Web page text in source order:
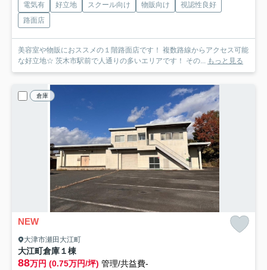
電気有 好立地 スクール向け 物販向け
視認性良好
路面店
美容室や物販におススメの１階路面店です！ 複数路線からアクセス可能
な好立地☆ 茨木市駅前で人通りの多いエリアです！ その... もっと見る
倉庫
NEW
大津市瀬田大江町
大江町倉庫１棟
88万円 (0.75万円/坪) 管理/共益費-